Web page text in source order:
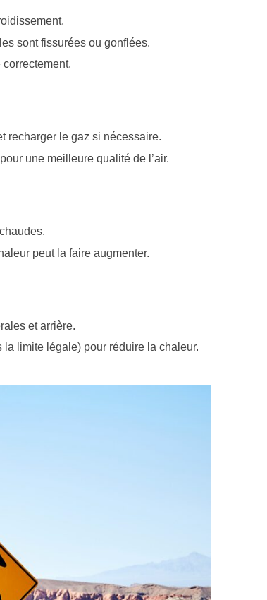
sont fissurées ou gonflées.
recharger le gaz si nécessaire.
une meilleure qualité de l’air.
peut la faire augmenter.
et arrière.
limite légale) pour réduire la chaleur.